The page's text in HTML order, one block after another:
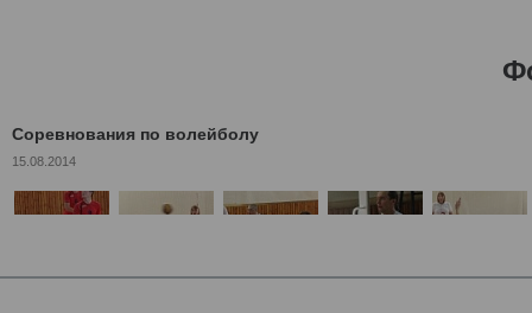
Соревнования по волейболу
15.08.2014